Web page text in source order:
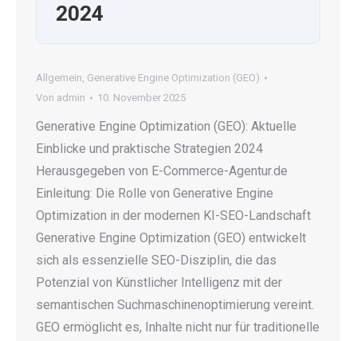
2024
Allgemein, Generative Engine Optimization (GEO)
Von admin 10. November 2025
Generative Engine Optimization (GEO): Aktuelle
Einblicke und praktische Strategien 2024
Herausgegeben von E-Commerce-Agentur.de
Einleitung: Die Rolle von Generative Engine
Optimization in der modernen KI-SEO-Landschaft
Generative Engine Optimization (GEO) entwickelt
sich als essenzielle SEO-Disziplin, die das
Potenzial von Künstlicher Intelligenz mit der
semantischen Suchmaschinenoptimierung vereint.
GEO ermöglicht es, Inhalte nicht nur für traditionelle